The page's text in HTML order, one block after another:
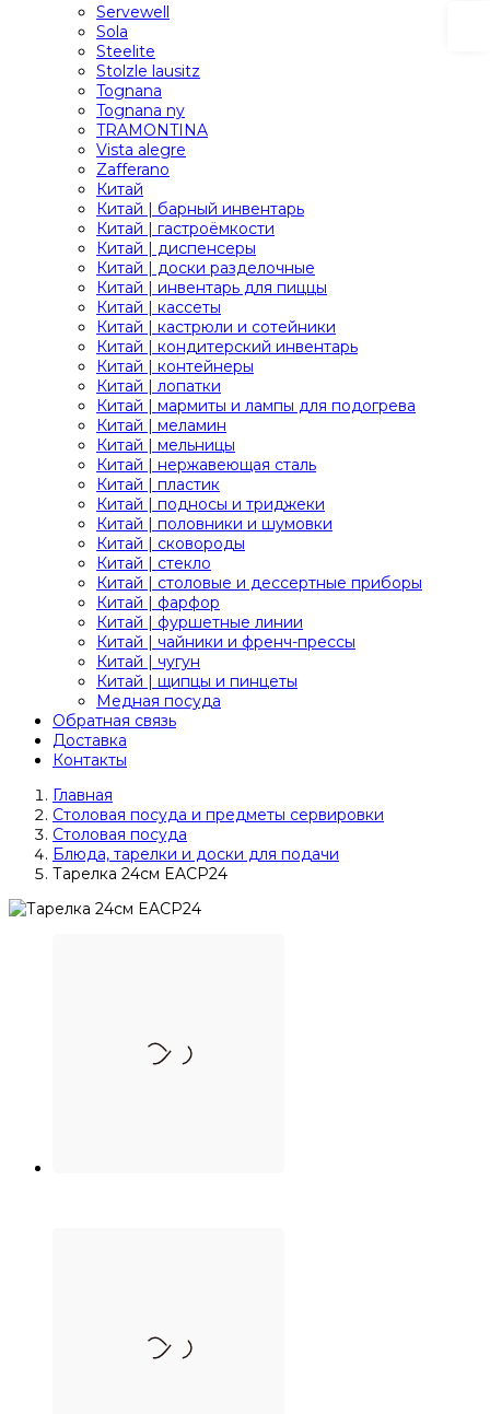
Servewell
Sola
Steelite
Stolzle lausitz
Tognana
Tognana ny
TRAMONTINA
Vista alegre
Zafferano
Китай
Китай | барный инвентарь
Китай | гастроёмкости
Китай | диспенсеры
Китай | доски разделочные
Китай | инвентарь для пиццы
Китай | кассеты
Китай | кастрюли и сотейники
Китай | кондитерский инвентарь
Китай | контейнеры
Китай | лопатки
Китай | мармиты и лампы для подогрева
Китай | меламин
Китай | мельницы
Китай | нержавеющая сталь
Китай | пластик
Китай | подносы и триджеки
Китай | половники и шумовки
Китай | сковороды
Китай | стекло
Китай | столовые и дессертные приборы
Китай | фарфор
Китай | фуршетные линии
Китай | чайники и френч-прессы
Китай | чугун
Китай | щипцы и пинцеты
Медная посуда
Обратная связь
Доставка
Контакты
Главная
Столовая посуда и предметы сервировки
Столовая посуда
Блюда, тарелки и доски для подачи
Тарелка 24см EACP24